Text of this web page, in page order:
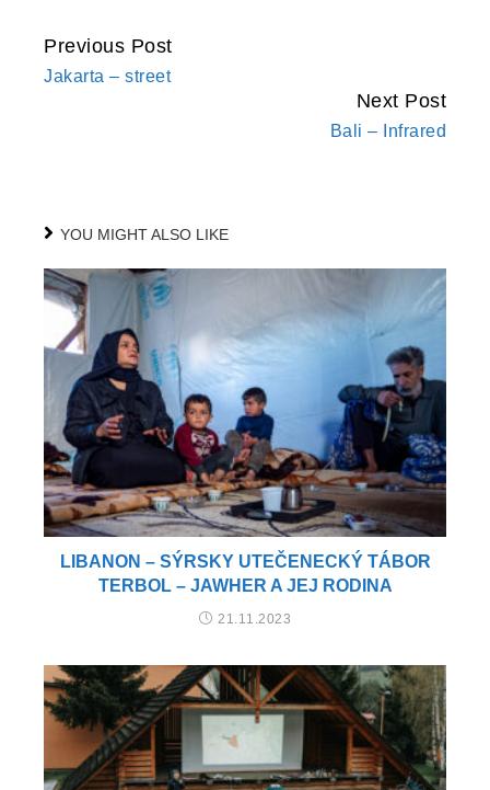
CONTINUE
READING
Previous Post
Jakarta – street
Next Post
Bali – Infrared
YOU MIGHT ALSO LIKE
LIBANON – SÝRSKY UTEČENECKÝ TÁBOR
TERBOL – JAWHER A JEJ RODINA
21.11.2023